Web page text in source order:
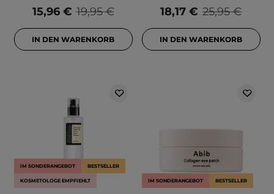
19,95 €
15,96 €
IN DEN WARENKORB
25,95 €
18,17 €
IN DEN WARENKORB
IM SONDERANGEBOT BESTSELLER
KOSMETOLOGE EMPFIEHLT IM SONDERANGEBOT BESTSELLER